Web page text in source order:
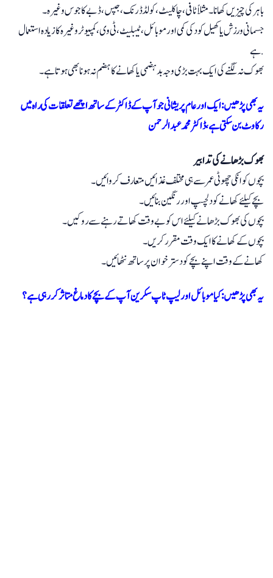
باہر کی چیزیں کھانا۔ مثلاً ٹافی، چاکلیٹ، کولڈ ڈرنک، جپس، ڈبے کا جوس وغیرہ۔
جسمانی ورزش یا کھیل کود کی کمی اور موبائل، ٹیبلیٹ، ٹی وی، کمپیوٹر وغیرہ کا زیادہ استعمال
ہے.
بھوک نہ لگنے کی ایک بہت بڑی وجہ بدہضمی یا کھانے کا ہضم نہ ہونا بھی ہوتا ہے۔
یہ بھی پڑھیں: ایک اور عام پریشانی جو آپ کے ڈاکٹر کے ساتھ اچھے تعلقات کی راہ میں
رکاوٹ بن سکتی ہے، ڈاکٹر محمد عبدالرحمن
بھوک بڑھانے کی تدابیر
بچوں کو انکی چھوٹی عمر سے ہی مختلف غذائیں متعارف کروائیں۔
بچے کیلئے کھانے کو دلچسپ اور رنگین بنائیں۔
بچوں کی بھوک بڑھانے کیلئے اس کو بے وقت کھاتے رہنے سے روکیں۔
بچوں کے کھانے کا ایک وقت مقرر کریں۔
کھانے کے وقت اپنے بچے کو دسترخوان پر ساتھ نٹھائیں۔
یہ بھی پڑھیں: کیا موبائل اور لیپ ٹاپ سکرین آپ کے بچے کا دماغ متاثر کررہی ہے؟